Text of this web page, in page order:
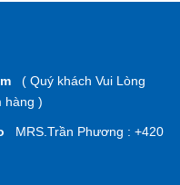
( Quý khách Vui Lòng
hàng )
MRS.Trần Phương : +420